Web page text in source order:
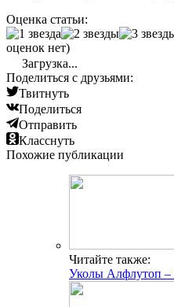
Оценка статьи:
оценок нет)
Загрузка...
Поделиться с друзьями:
Твитнуть
Поделиться
Отправить
Класснуть
Похожие публикации
Читайте также:
Уколы Алфлутоп –